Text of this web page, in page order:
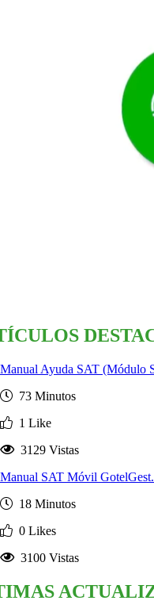
Manual Ayuda SAT (Módulo
73 Minutos
1 Like
3129 Vistas
Manual SAT Móvil
18 Minutos
0 Likes
3100 Vistas